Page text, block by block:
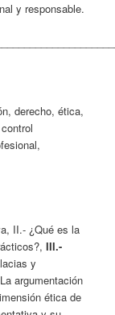
y responsable.
derecho, ética,
II.- ¿Qué es la
III.-
y
La argumentación
ética de